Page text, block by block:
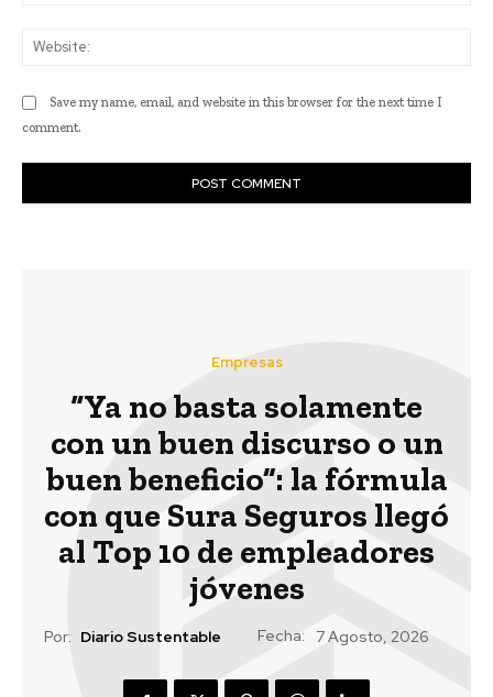
Save my name, email, and website in this browser for the next time I
comment.